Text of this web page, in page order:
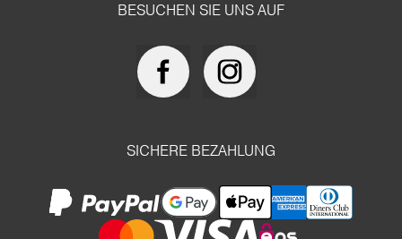
BESUCHEN SIE UNS AUF
SICHERE BEZAHLUNG